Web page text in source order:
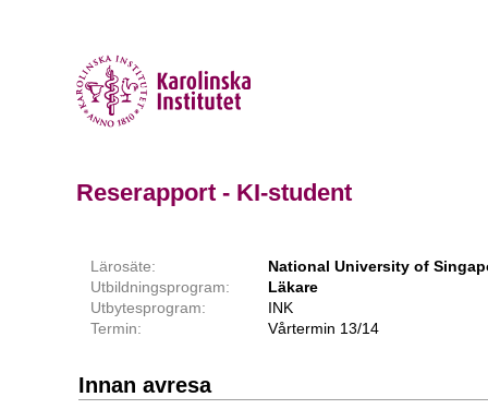
Reserapport - KI-student
Lärosäte:
National University of
Utbildningsprogram:
Läkare
Utbytesprogram:
INK
Termin:
Vårtermin 13/14
Innan avresa